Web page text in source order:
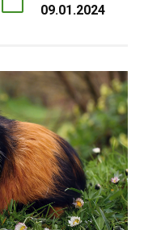
09.01.2024